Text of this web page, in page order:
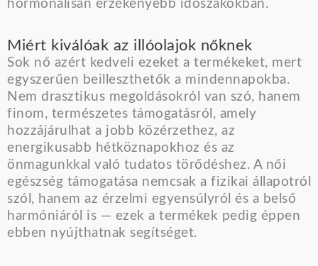
hormonálisan érzékenyebb időszakokban.
Miért kiválóak az illóolajok nőknek
Sok nő azért kedveli ezeket a termékeket, mert
egyszerűen beilleszthetők a mindennapokba.
Nem drasztikus megoldásokról van szó, hanem
finom, természetes támogatásról, amely
hozzájárulhat a jobb közérzethez, az
energikusabb hétköznapokhoz és az
önmagunkkal való tudatos törődéshez. A női
egészség támogatása nemcsak a fizikai állapotról
szól, hanem az érzelmi egyensúlyról és a belső
harmóniáról is — ezek a termékek pedig éppen
ebben nyújthatnak segítséget.